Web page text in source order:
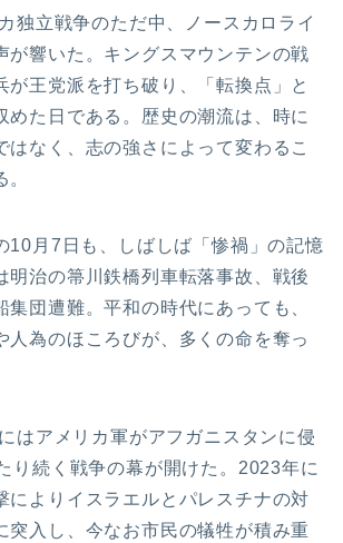
独立戦争のただ中、ノースカロライ
が響いた。キングスマウンテンの戦
が王党派を打ち破り、「転換点」と
めた日である。歴史の潮流は、時に
はなく、志の強さによって変わるこ
10月7日も、しばしば「惨禍」の記憶
明治の箒川鉄橋列車転落事故、戦後
集団遭難。平和の時代にあっても、
人為のほころびが、多くの命を奪っ
はアメリカ軍がアフガニスタンに侵
り続く戦争の幕が開けた。2023年に
によりイスラエルとパレスチナの対
突入し、今なお市民の犠牲が積み重